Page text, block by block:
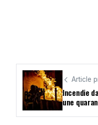
Article
Incendie
une